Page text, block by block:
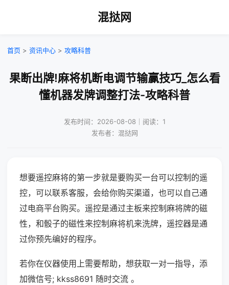
混挞网
首页 > 资讯中心 > 攻略科普
果断出牌!麻将机断电调节输赢技巧_怎么看
懂机器发牌调整打法-攻略科普
发布时间：2026-08-08｜阅读：1
发布者：混挞网
想要遥控麻将的第一步就是要购买一台可以控制的遥
控，可以联系客服，会给你购买渠道，也可以自己通
过电商平台购买。遥控是通过主板来控制麻将牌的磁
性，和骰子的磁性来控制麻将机来洗牌，遥控器是通
过你预先编好的程序。
若你在仪器使用上需要帮助，想获取一对一指导，添
加微信号; kkss8691 随时交流 。